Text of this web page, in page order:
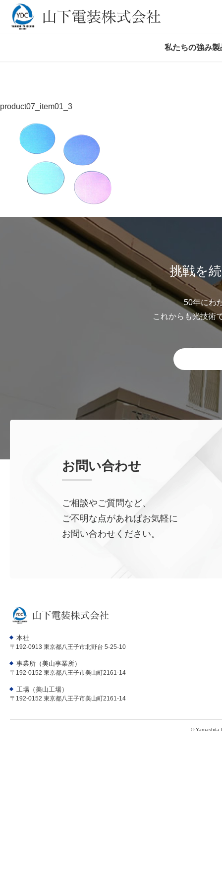
私たちの強み製
product07_item01_3
挑戦を
50年にわ
これからも光技術
お問い合わせ
ご相談やご質問など、
ご不明な点があればお気軽に
お問い合わせください。
本社
〒192-0913 東京都八王子市北野台 5-25-10
事業所（美山事業所）
〒192-0152 東京都八王子市美山町2161-14
工場（美山工場）
〒192-0152 東京都八王子市美山町2161-14
© Yamashita